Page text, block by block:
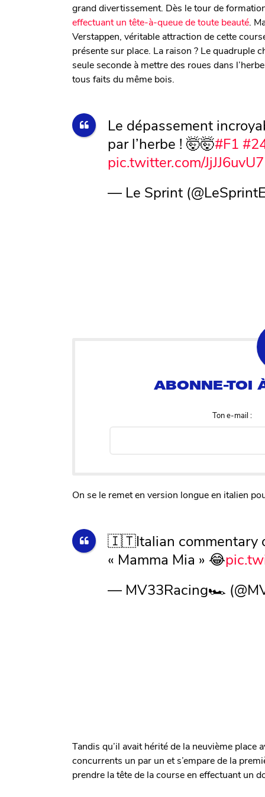
grand divertissement. Dès le tour de
effectuant un tête-à-queue de toute beauté .
Verstappen, véritable attraction de cette
présente sur place. La raison ? Le quadruple
seule seconde à mettre des roues dans
tous faits du même bois.
Le dépassement
par l’herbe ! 🤯🤯#F1
pic.twitter.com/
— Le Sprint
Ton e-mail :
On se le remet en version longue en italien
🇮🇹Italian commentary
« Mamma Mia » 😂
— MV33Racing🏎
Tandis qu’il avait hérité de la neuvième place
concurrents un par un et s’empare de la
prendre la tête de la course en effectuant un